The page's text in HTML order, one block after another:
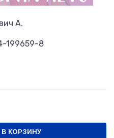
А.
199659-8
КОРЗИНУ